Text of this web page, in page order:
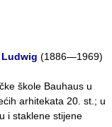
Ludwig (1886—1969)
škole Bauhaus u
arhitekata 20. st.; u
i staklene stijene